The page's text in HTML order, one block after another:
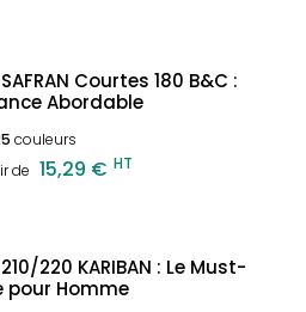
Courtes 180 B&C :
Abordable
couleurs
de 15,29 € HT
220 KARIBAN : Le Must-
pour Homme